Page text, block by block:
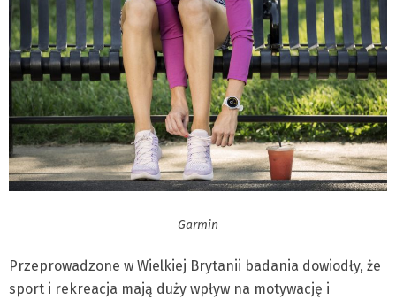
Garmin
Przeprowadzone w Wielkiej Brytanii badania dowiodły, że
sport i rekreacja mają duży wpływ na motywację i